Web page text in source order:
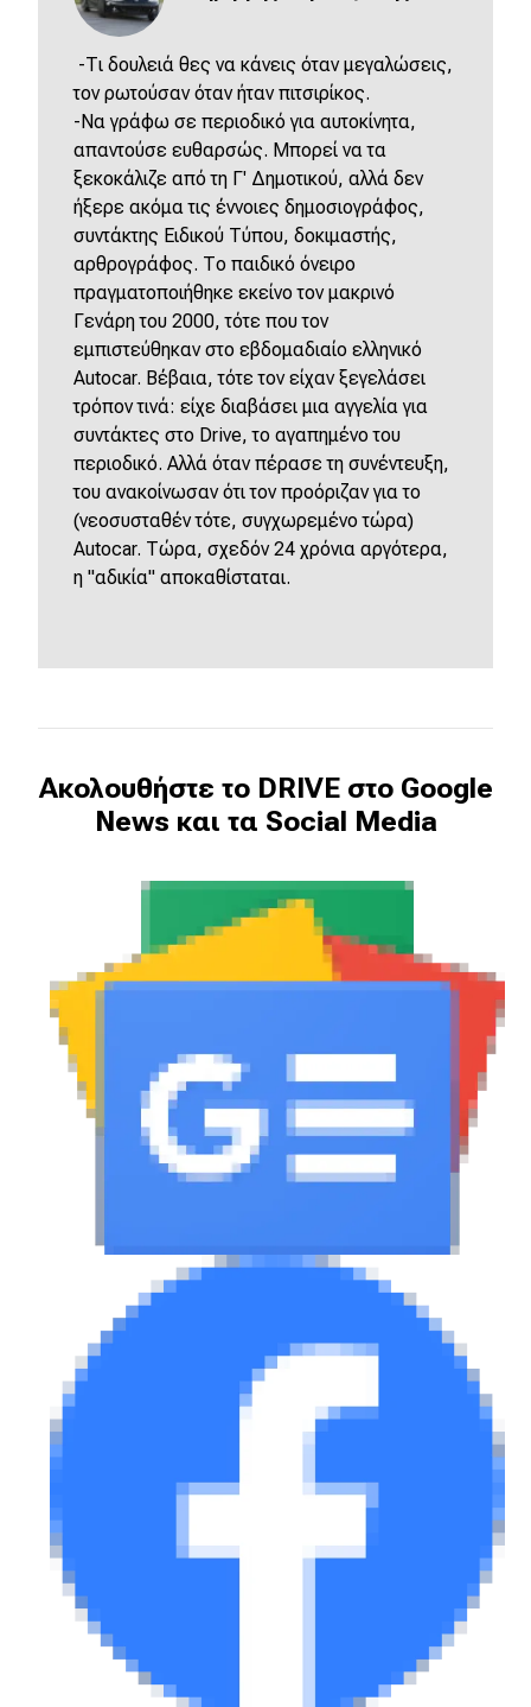
-Τι δουλειά θες να κάνεις όταν μεγαλώσεις,
τον ρωτούσαν όταν ήταν πιτσιρίκος.
-Να γράφω σε περιοδικό για αυτοκίνητα,
απαντούσε ευθαρσώς. Μπορεί να τα
ξεκοκάλιζε από τη Γ' Δημοτικού, αλλά δεν
ήξερε ακόμα τις έννοιες δημοσιογράφος,
συντάκτης Ειδικού Τύπου, δοκιμαστής,
αρθρογράφος. Το παιδικό όνειρο
πραγματοποιήθηκε εκείνο τον μακρινό
Γενάρη του 2000, τότε που τον
εμπιστεύθηκαν στο εβδομαδιαίο ελληνικό
Autocar. Βέβαια, τότε τον είχαν ξεγελάσει
τρόπον τινά: είχε διαβάσει μια αγγελία για
συντάκτες στο Drive, το αγαπημένο του
περιοδικό. Αλλά όταν πέρασε τη συνέντευξη,
του ανακοίνωσαν ότι τον προόριζαν για το
(νεοσυσταθέν τότε, συγχωρεμένο τώρα)
Autocar. Τώρα, σχεδόν 24 χρόνια αργότερα,
η "αδικία" αποκαθίσταται.
Ακολουθήστε το DRIVE στο Google
News και τα Social Media